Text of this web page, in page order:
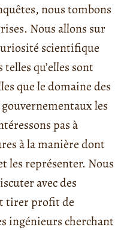
nous tombons
Nous allons sur
scientifique
qu’elles sont
que le domaine des
les
pas à
à la manière dont
les représenter. Nous
avec des
tirer profit de
ingénieurs cherchant